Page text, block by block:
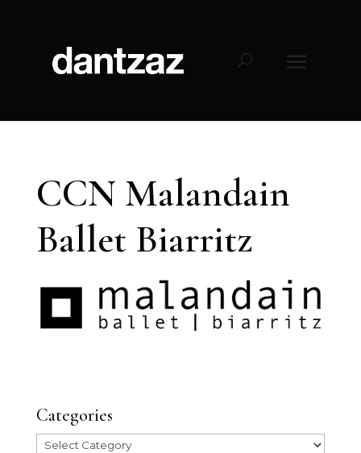
CCN Malandain
Ballet Biarritz
Categories
Categories